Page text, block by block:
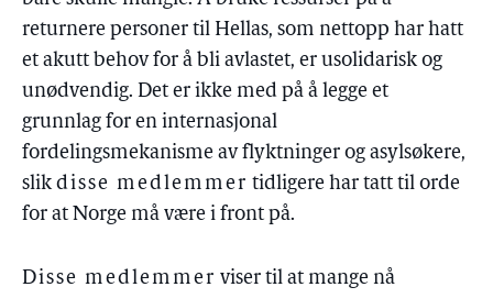
returnere personer til Hellas, som nettopp har hatt
et akutt behov for å bli avlastet, er usolidarisk og
unødvendig. Det er ikke med på å legge et
grunnlag for en internasjonal
fordelingsmekanisme av flyktninger og asylsøkere,
slik disse medlemmer tidligere har tatt til orde
for at Norge må være i front på.
Disse medlemmer viser til at mange nå